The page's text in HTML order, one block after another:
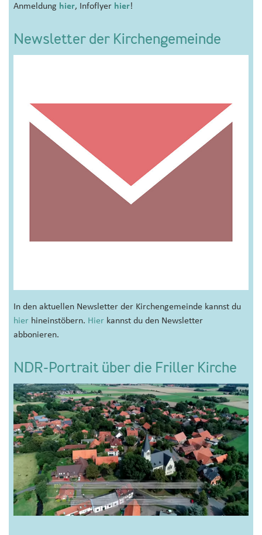
Anmeldung hier, Infoflyer hier!
Newsletter der Kirchengemeinde
In den aktuellen Newsletter der Kirchengemeinde kannst du
hier hineinstöbern. Hier kannst du den Newsletter
abbonieren.
NDR-Portrait über die Friller Kirche